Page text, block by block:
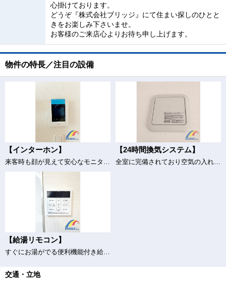
心掛けております。
どうぞ『株式会社ブリッジ』にて住まい探しのひとと
きをお楽しみ下さいませ。
お客様のご来店心よりお待ち申し上げます。
物件の特長／注目の設備
【インターホン】
来客時も顔が見えて安心なモニター付きインターホン
【24時間換気システム】
全室に完備されており空気の入れ替えもバッチリ♪
【給湯リモコン】
すぐにお湯がでる便利機能付き給湯器♪
交通・立地